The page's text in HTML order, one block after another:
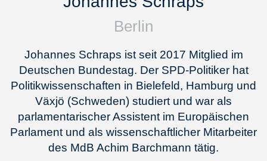
Berlin
Johannes Schraps ist seit 2017 Mitglied im
Deutschen Bundestag. Der SPD-Politiker hat
Politikwissenschaften in Bielefeld, Hamburg und
Växjö (Schweden) studiert und war als
parlamentarischer Assistent im Europäischen
Parlament und als wissenschaftlicher Mitarbeiter
des MdB Achim Barchmann tätig.